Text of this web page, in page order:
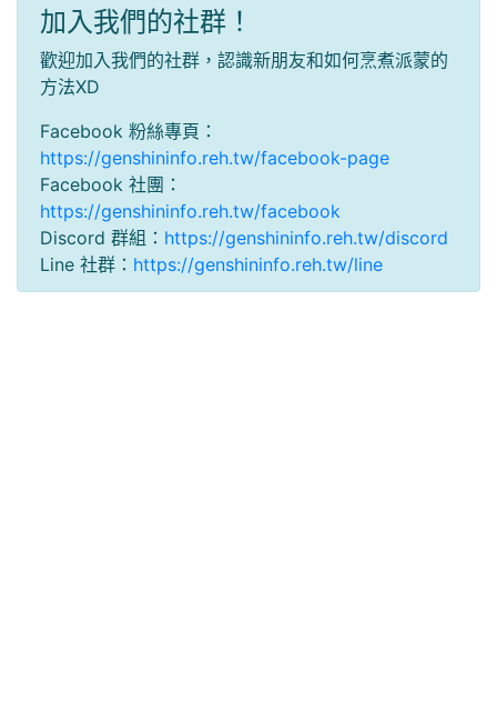
加入我們的社群！
歡迎加入我們的社群，認識新朋友和如何烹煮派蒙的
方法XD
Facebook 粉絲專頁：
https://genshininfo.reh.tw/facebook-page
Facebook 社團：
https://genshininfo.reh.tw/facebook
Discord 群組： https://genshininfo.reh.tw/discord
Line 社群： https://genshininfo.reh.tw/line